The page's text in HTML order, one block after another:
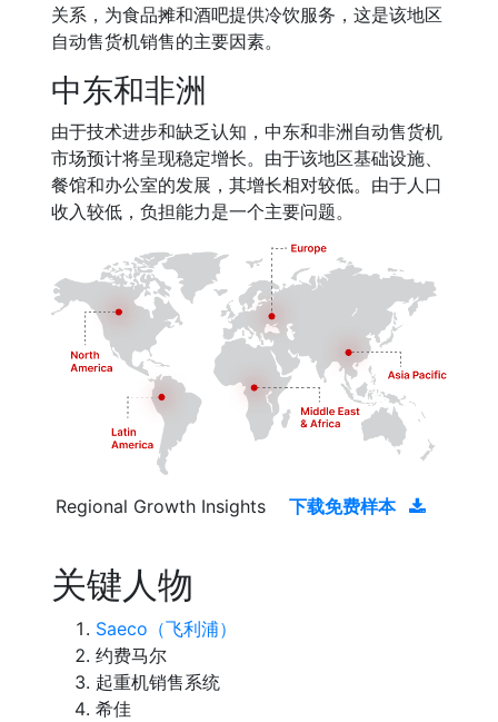
关系，为食品摊和酒吧提供冷饮服务，这是该地区
自动售货机销售的主要因素。
中东和非洲
由于技术进步和缺乏认知，中东和非洲自动售货机
市场预计将呈现稳定增长。由于该地区基础设施、
餐馆和办公室的发展，其增长相对较低。由于人口
收入较低，负担能力是一个主要问题。
Regional Growth Insights 下载免费样本
关键人物
Saeco（飞利浦）
约费马尔
起重机销售系统
希佳